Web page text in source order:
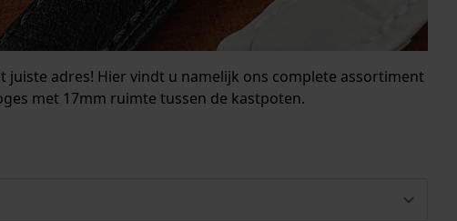
adres! Hier vindt u namelijk ons complete assortiment
met 17mm ruimte tussen de kastpoten.